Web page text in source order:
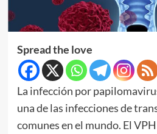
Spread the love
La infección por
una de las infecciones de
comunes en el mundo. El